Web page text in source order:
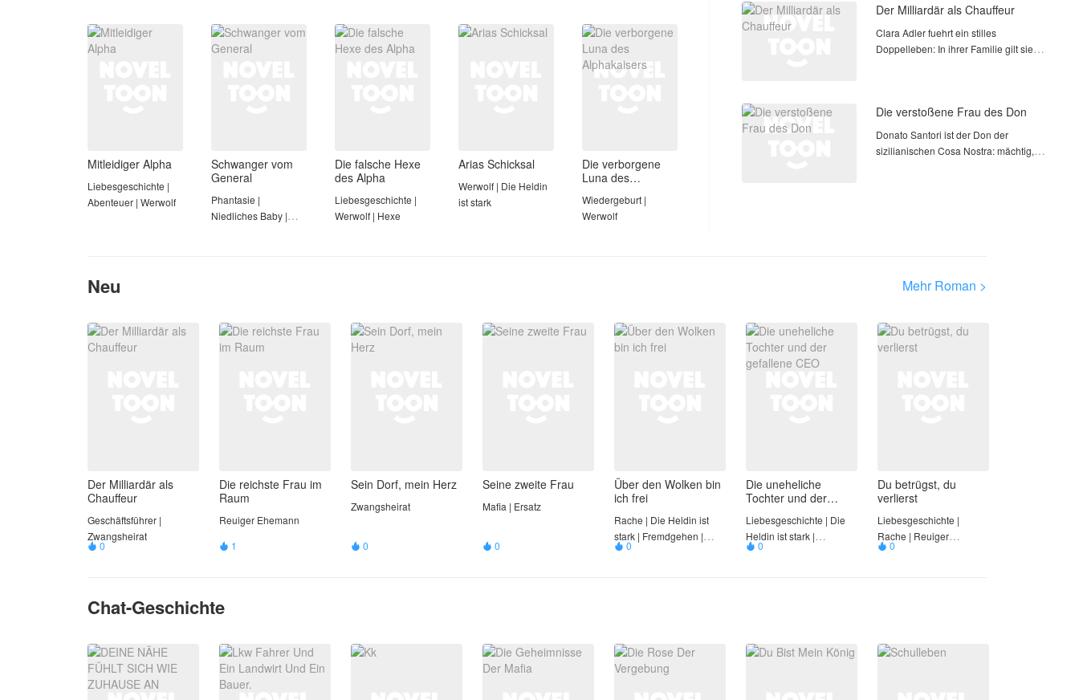
Liebe
Mitleidiger Alpha
Liebesgeschichte |
Abenteuer | Werwolf
Schwanger vom
General
Phantasie |
Niedliches Baby |
Die falsche Hexe
des Alpha
Liebesgeschichte |
Werwolf | Hexe
Arias Schicksal
Werwolf | Die Heldin
ist stark
Die verborgene
Luna des
Wiedergeburt |
Werwolf
Nacht, die ihr Leben verändern sollte,
von dem Mann verstoße
Der Milliardär als Chauffeur
Clara Adler fuehrt ein stilles
Doppelleben: In ihrer Familie gilt sie
eine arrangierte V
Die verstoßene Frau des Don
Donato Santori ist der Don der
sizilianischen Cosa Nostra: mächtig,
Neu Mehr Roman >
Der Milliardär als
Chauffeur
Geschäftsführer |
Zwangsheirat
 0
Die reichste Frau im
Raum
Reuiger Ehemann
 1
Sein Dorf, mein Herz
Zwangsheirat
 0
Seine zweite Frau
Mafia | Ersatz
 0
Über den Wolken bin
ich frei
Rache | Die Heldin ist
stark | Fremdgehen |
Reuiger Ehemann
 0
Die uneheliche
Tochter und der
Liebesgeschichte | Die
Heldin ist stark |
Fremdgehen
 0
Du betrügst, du
verlierst
Liebesgeschichte |
Rache | Reuiger
Ehemann
 0
Chat-Geschichte